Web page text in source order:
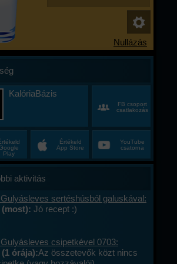
KalóriaBázis
FB csoport
csatlakozás
Play
Értékeld
App Store
YouTube
csatorna
aktivitás
sertéshúsból galuskával:
Jó recept :)
csipetkével 0703:
órája):Az összetevők közt nincs